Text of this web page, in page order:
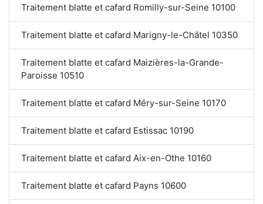
Traitement blatte et cafard Romilly-sur-Seine 10100
Traitement blatte et cafard Marigny-le-Châtel 10350
Traitement blatte et cafard Maizières-la-Grande-
Paroisse 10510
Traitement blatte et cafard Méry-sur-Seine 10170
Traitement blatte et cafard Estissac 10190
Traitement blatte et cafard Aix-en-Othe 10160
Traitement blatte et cafard Payns 10600